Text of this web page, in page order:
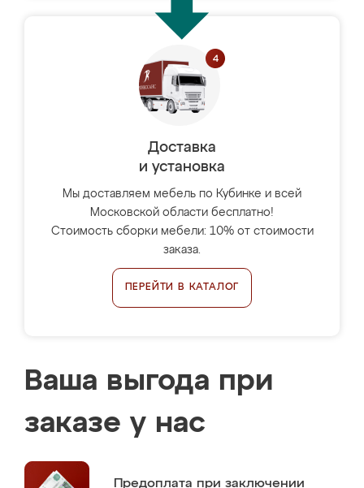
Доставка
и установка
Мы доставляем мебель по Кубинке и всей
Московской области бесплатно!
Стоимость сборки мебели: 10% от стоимости
заказа.
ПЕРЕЙТИ В КАТАЛОГ
Ваша выгода при
заказе у нас
Предоплата при заключении